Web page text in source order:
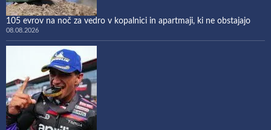
105 evrov na noč za vedro v kopalnici in apartmaji, ki ne obstajajo
08.08.2026